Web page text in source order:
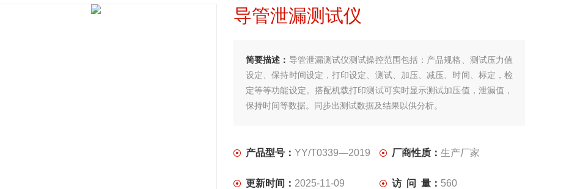
导管泄漏测试仪
简要描述： 导管泄漏测试仪测试操控范围包括：产品规格、测试压力值
设定、保持时间设定，打印设定、测试、加压、减压、时间、标定，检
定等等功能设定。搭配机载打印测试可实时显示测试加压值，泄漏值，
保持时间等数据。同步出测试数据及结果以供分析。
产品型号： YY/T0339—2019 厂商性质： 生产厂家
更新时间： 2025-11-09 访 问 量： 560